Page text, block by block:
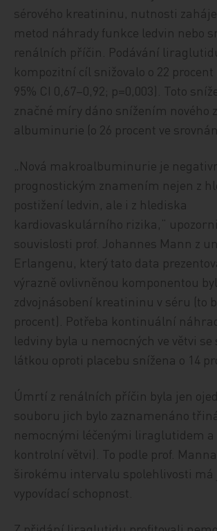
sérového kreatininu, nutnosti
metod náhrady funkce ledvin nebo
renálních příčin. Podávání
kompozitní cíl snižovalo o 22 procent
95% CI 0,67–0,92; p=0,003). Toto
značné míry dáno snížením nového
albuminurie (o 26 procent ve
„Nová makroalbuminurie je
prognostickým znamením nejen z
postižení ledvin, ale i z hlediska
kardiovaskulárního rizika,“
souvislosti prof. Johannes Mann z
Erlangenu, který tato data
výrazně ovlivněnou komponentou
zdvojnásobení kreatininu v séru (to
procent). Potřeba kontinuální
ledviny byla u nemocných ve větvi
látkou oproti placebu snížena o 14
Úmrtí z renálních příčin byla jen
souboru jich bylo zaznamenáno
nemocnými léčenými liraglutidem a
kontrolní větvi). To podle prof.
širokému intervalu spolehlivosti má
vypovídací schopnost.